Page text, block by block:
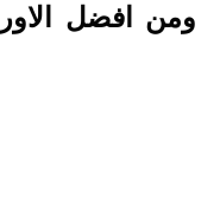
ومن افضل